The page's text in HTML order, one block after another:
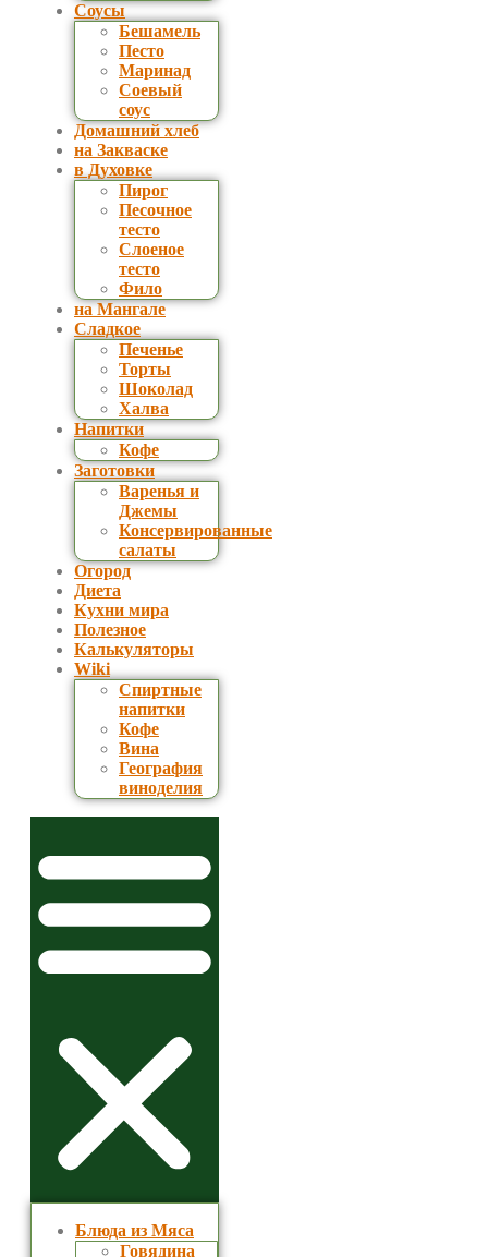
Соусы
Бешамель
Песто
Маринад
Соевый
соус
Домашний хлеб
на Закваске
в Духовке
Пирог
Песочное
тесто
Слоеное
тесто
Фило
на Мангале
Сладкое
Печенье
Торты
Шоколад
Халва
Напитки
Кофе
Заготовки
Варенья и
Джемы
Консервированные
салаты
Огород
Диета
Кухни мира
Полезное
Калькуляторы
Wiki
Спиртные
напитки
Кофе
Вина
География
виноделия
Блюда из Мяса
Говядина